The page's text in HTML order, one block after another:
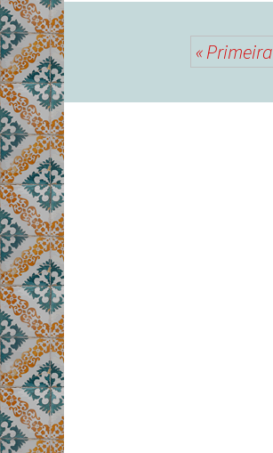
Posts
navigation
« Primeira